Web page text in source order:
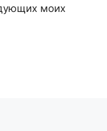
моих